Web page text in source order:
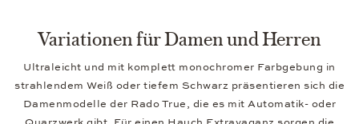
Variationen für Damen und Herren
Ultraleicht und mit komplett monochromer Farbgebung in
strahlendem Weiß oder tiefem Schwarz präsentieren sich die
Damenmodelle der Rado True, die es mit Automatik- oder